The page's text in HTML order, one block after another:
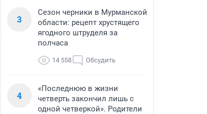
3
Сезон черники в Мурманской
области: рецепт хрустящего
ягодного штруделя за
полчаса
14 558 Обсудить
4
«Последнюю в жизни
четверть закончил лишь с
одной четверкой». Родители